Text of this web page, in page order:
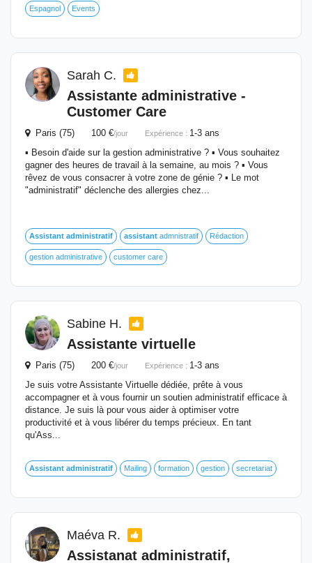
Espagnol Events
Sarah C.
Assistante administrative -
Customer Care
Paris (75) 100 €/jour Expérience : 1-3 ans
▪️ Besoin d'aide sur la gestion administrative ? ▪️ Vous souhaitez
gagner des heures de travail à la semaine, au mois ? ▪️ Vous
rêvez de vous consacrer à votre zone de génie ? ▪️ Le mot
"administratif" déclenche des allergies chez...
Assistant administratif assistant admnistratif Rédaction
gestion administrative customer care
Sabine H.
Assistante virtuelle
Paris (75) 200 €/jour Expérience : 1-3 ans
Je suis votre Assistante Virtuelle dédiée, prête à vous
accompagner et à vous fournir un soutien administratif efficace à
distance. Je suis là pour vous aider à optimiser votre
productivité et à vous libérer du temps précieux. En tant
qu'Ass...
Assistant administratif Mailing formation gestion secretariat
Maéva R.
Assistanat administratif,